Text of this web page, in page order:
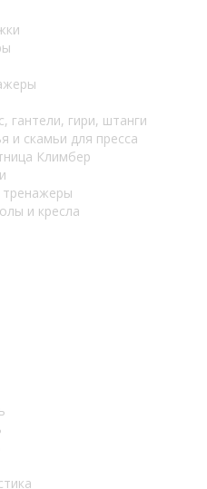
гантели, гири, штанги
и скамьи для пресса
Климбер
тренажеры
и кресла